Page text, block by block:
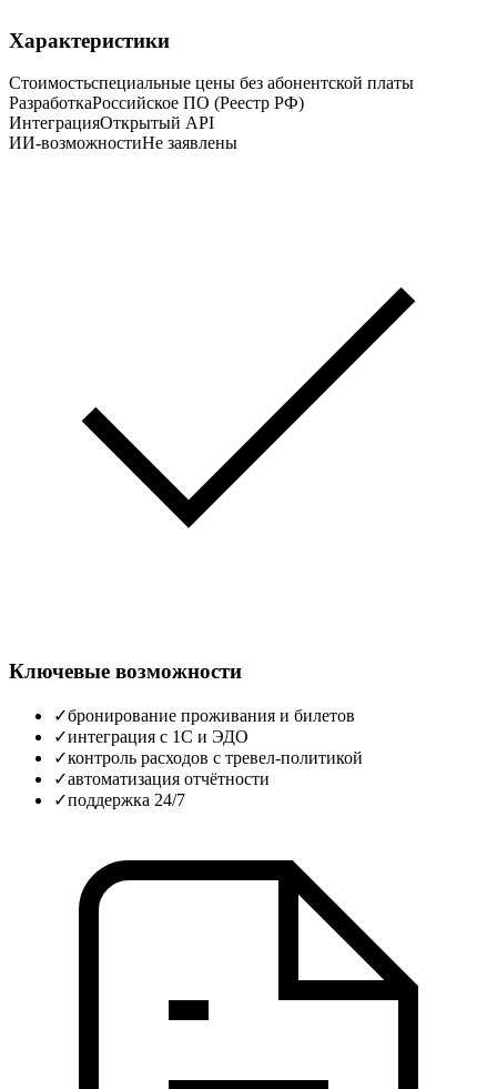
Характеристики
Стоимостьспециальные цены без абонентской платы
РазработкаРоссийское ПО (Реестр РФ)
ИнтеграцияОткрытый API
ИИ-возможностиНе заявлены
Ключевые возможности
✓бронирование проживания и билетов
✓интеграция с 1С и ЭДО
✓контроль расходов с тревел‑политикой
✓автоматизация отчётности
✓поддержка 24/7